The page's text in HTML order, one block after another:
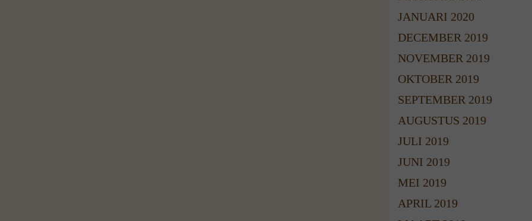
JANUARI 2020
DECEMBER 2019
NOVEMBER 2019
OKTOBER 2019
SEPTEMBER 2019
AUGUSTUS 2019
JULI 2019
JUNI 2019
MEI 2019
APRIL 2019